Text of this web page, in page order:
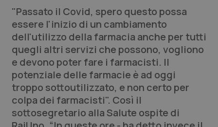
Professionisti Sanitari.AI
Abruzzo
Basilicata
Calabria
Campania
QS Pro Gold
Artrite & artrosi
Asma & BPCO
Car-T
QS Club Newsletter
"Passato il Covid, spero questo possa
essere l'inizio di un cambiamento
dell'utilizzo della farmacia anche per tutti
quegli altri servizi che possono, vogliono
e devono poter fare i farmacisti. Il
potenziale delle farmacie è ad oggi
troppo sottoutilizzato, e non certo per
colpa dei farmacisti". Così il
sottosegretario alla Salute ospite di